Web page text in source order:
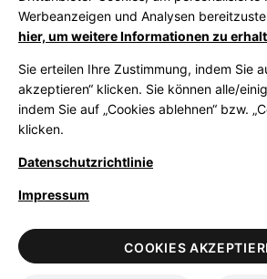
LegalDatenschutzrichtlinieZugänglichkeit
Verkaufsbedingungen
Werbeanzeigen und Analysen
hier, um weitere Informationen zu
Sie erteilen Ihre Zustimmung, indem Sie
akzeptieren“ klicken. Sie können alle/
indem Sie auf „Cookies ablehnen“ bzw.
klicken.
Datenschutzrichtlinie
Impressum
COOKIES